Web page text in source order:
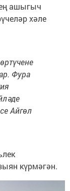
ашыгыч
хәле
Фура
Айгөл
күрмәгән.